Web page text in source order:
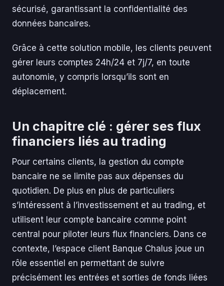
sécurisé, garantissant la confidentialité des
données bancaires.
Grâce à cette solution mobile, les clients peuvent
gérer leurs comptes 24h/24 et 7j/7, en toute
autonomie, y compris lorsqu’ils sont en
déplacement.
Un chapitre clé : gérer ses flux
financiers liés au trading
Pour certains clients, la gestion du compte
bancaire ne se limite pas aux dépenses du
quotidien. De plus en plus de particuliers
s’intéressent à l’investissement et au trading, et
utilisent leur compte bancaire comme point
central pour piloter leurs flux financiers. Dans ce
contexte, l’espace client Banque Chalus joue un
rôle essentiel en permettant de suivre
précisément les entrées et sorties de fonds liées